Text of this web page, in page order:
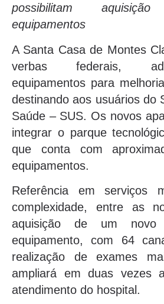
possibilitam
equipamentos
A Santa Casa de Montes
verbas federais,
equipamentos para
destinando aos usuários do
Saúde – SUS. Os novos
integrar o parque
que conta com
equipamentos.
Referência em serviços
complexidade, entre as
aquisição de um novo
equipamento, com 64
realização de exames
ampliará em duas vezes
atendimento do hospital.